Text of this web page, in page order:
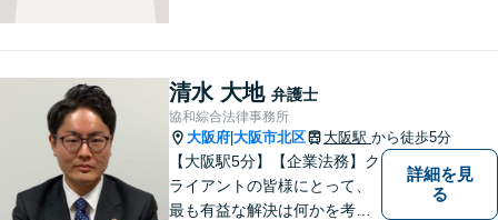
清水 大地 弁護士
協和綜合法律事務所
大阪府 大阪市北区 大阪駅 から徒歩5分
【大阪駅5分】【企業法務】ク
ライアントの皆様にとって、
最も有益な解決は何かを考え
詳細を見
る